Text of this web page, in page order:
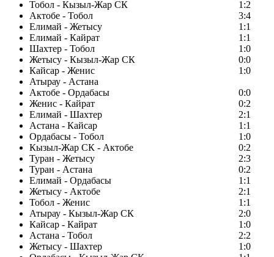
Тобол - Кызыл-Жар СК
1:2
Актобе - Тобол
3:4
Елимай - Жетысу
1:1
Елимай - Кайрат
1:1
Шахтер - Тобол
1:0
Жетысу - Кызыл-Жар СК
0:0
Кайсар - Женис
1:0
Атырау - Астана
Актобе - Ордабасы
0:0
Женис - Кайрат
0:2
Елимай - Шахтер
2:1
Астана - Кайсар
1:1
Ордабасы - Тобол
1:0
Кызыл-Жар СК - Актобе
0:2
Туран - Жетысу
2:3
Туран - Астана
0:2
Елимай - Ордабасы
1:1
Жетысу - Актобе
2:1
Тобол - Женис
1:1
Атырау - Кызыл-Жар СК
2:0
Кайсар - Кайрат
1:0
Астана - Тобол
2:2
Жетысу - Шахтер
1:0